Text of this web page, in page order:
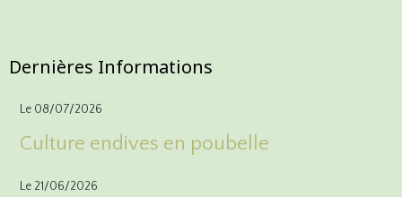
Dernières Informations
Le 08/07/2026
Culture endives en poubelle
Le 21/06/2026